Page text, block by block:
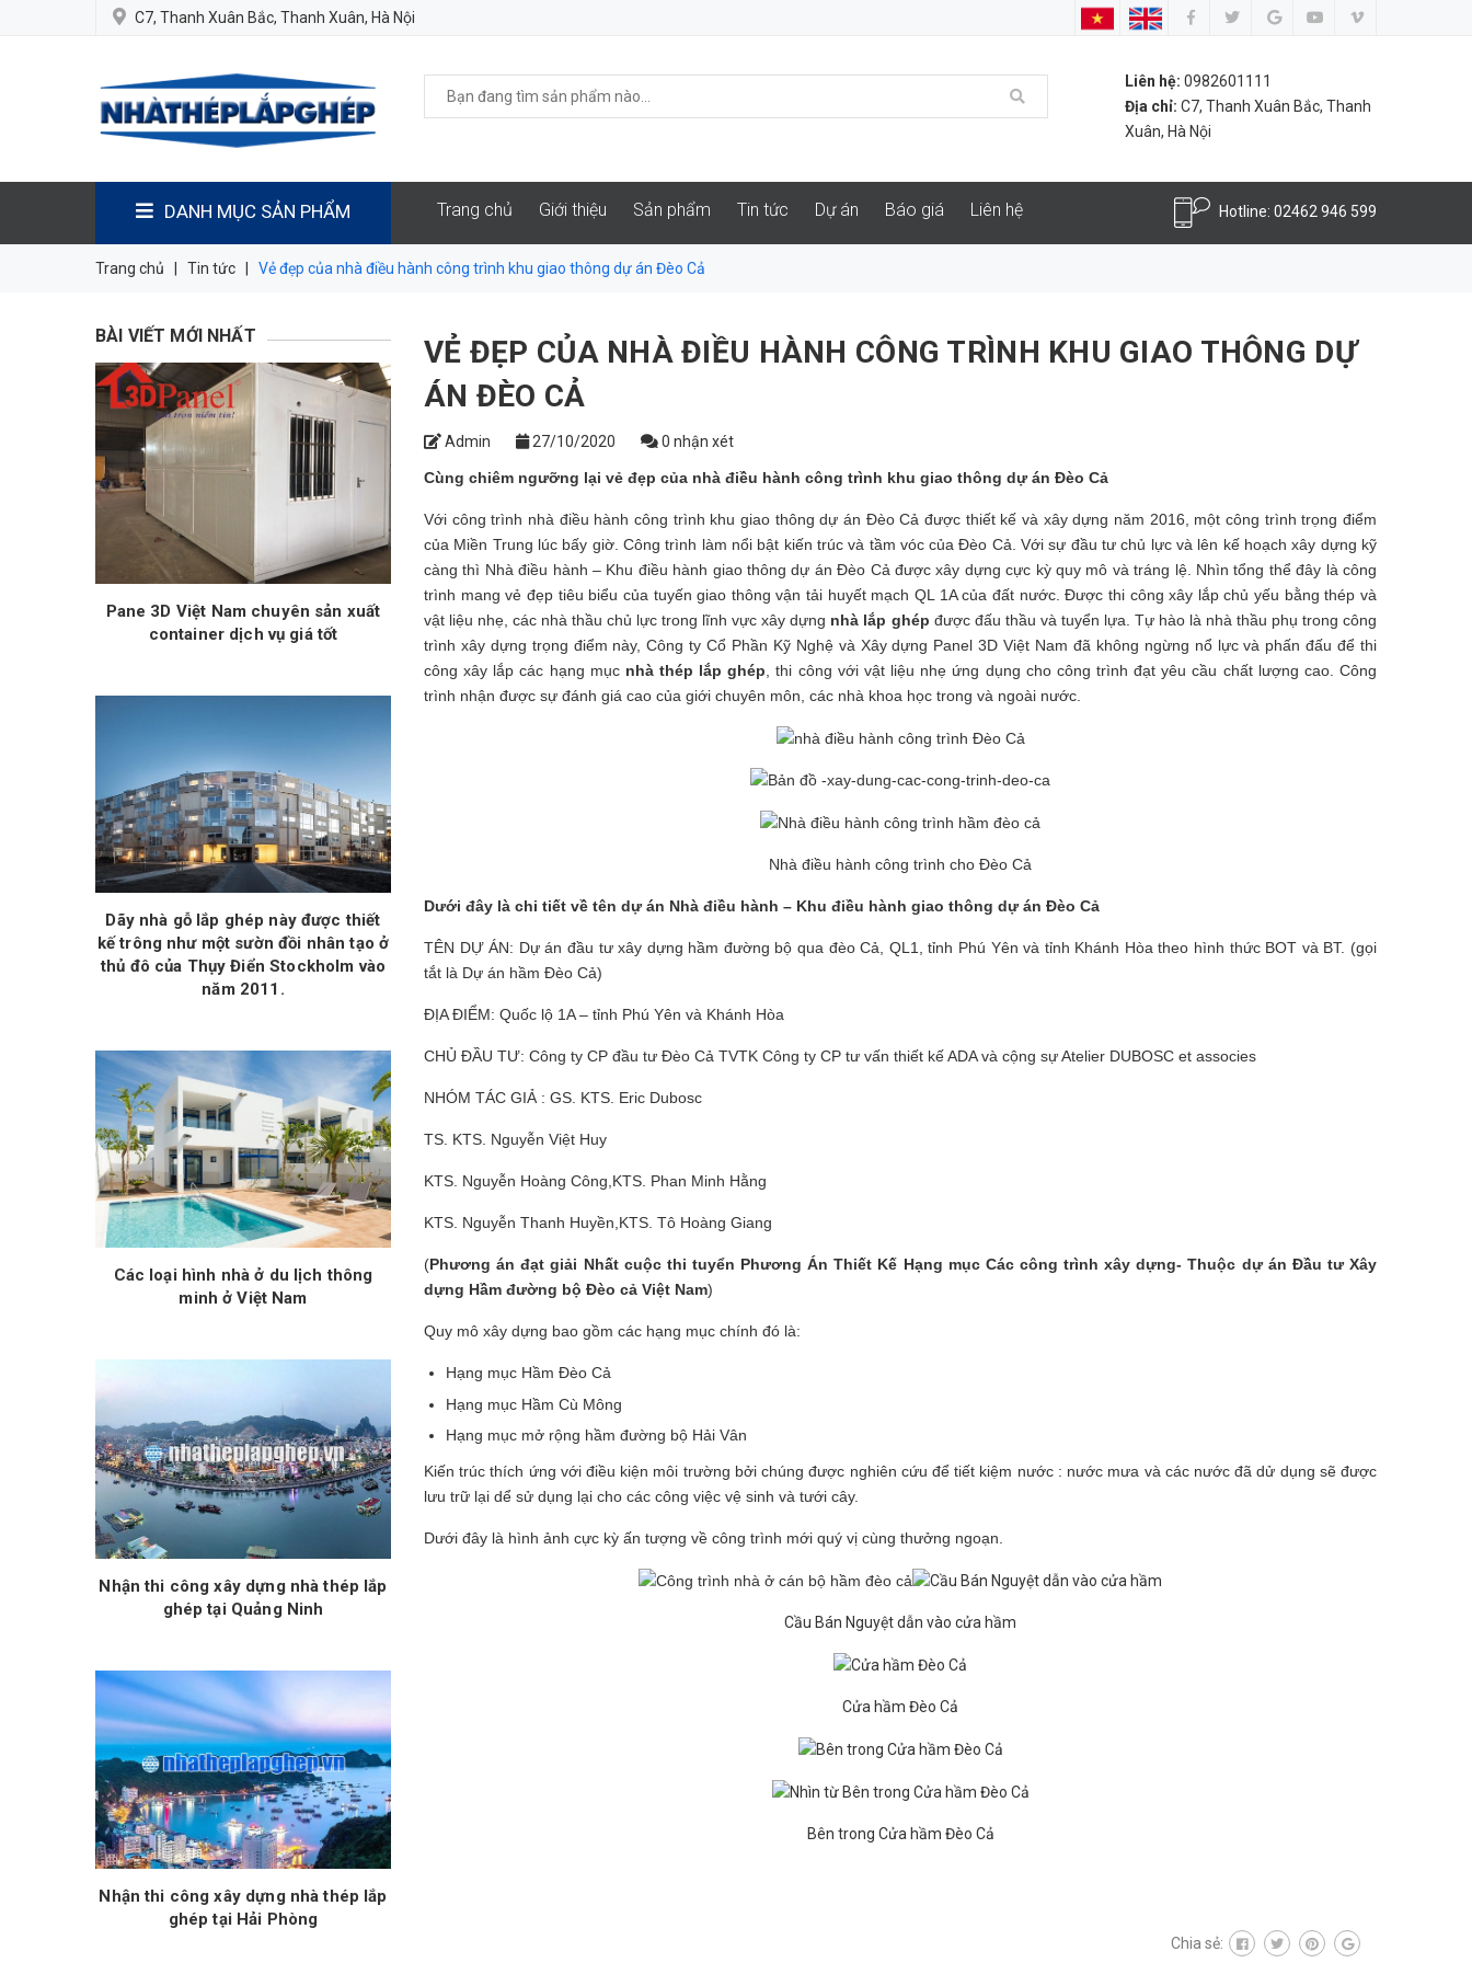
C7, Thanh Xuân Bắc, Thanh Xuân, Hà Nội
Liên hệ: 0982601111
Địa chỉ: C7, Thanh Xuân Bắc, Thanh
Xuân, Hà Nội
DANH MỤC SẢN PHẨM Trang chủ Giới thiệu Sản phẩm Tin tức Dự án Báo giá Liên hệ Hotline: 02462 946 599
Trang chủ Tin tức Vẻ đẹp của nhà điều hành công trình khu giao thông dự án Đèo Cả
VẺ ĐẸP CỦA NHÀ ĐIỀU HÀNH CÔNG TRÌNH KHU GIAO THÔNG DỰ
ÁN ĐÈO CẢ
Admin 27/10/2020 0 nhận xét
Cùng chiêm ngưỡng lại vẻ đẹp của nhà điều hành công trình khu giao thông dự án Đèo Cả
Với công trình nhà điều hành công trình khu giao thông dự án Đèo Cả được thiết kế và xây dựng năm 2016, một công trình trọng điểm
của Miền Trung lúc bấy giờ. Công trình làm nổi bật kiến trúc và tầm vóc của Đèo Cả. Với sự đầu tư chủ lực và lên kế hoạch xây dựng kỹ
càng thì Nhà điều hành – Khu điều hành giao thông dự án Đèo Cả được xây dựng cực kỳ quy mô và tráng lệ. Nhìn tổng thể đây là công
trình mang vẻ đẹp tiêu biểu của tuyến giao thông vận tải huyết mạch QL 1A của đất nước. Được thi công xây lắp chủ yếu bằng thép và
vật liệu nhẹ, các nhà thầu chủ lực trong lĩnh vực xây dựng nhà lắp ghép được đấu thầu và tuyển lựa. Tự hào là nhà thầu phụ trong công
trình xây dựng trọng điểm này, Công ty Cổ Phần Kỹ Nghệ và Xây dựng Panel 3D Việt Nam đã không ngừng nổ lực và phấn đấu để thi
công xây lắp các hạng mục nhà thép lắp ghép , thi công với vật liệu nhẹ ứng dụng cho công trình đạt yêu cầu chất lượng cao. Công
trình nhận được sự đánh giá cao của giới chuyên môn, các nhà khoa học trong và ngoài nước.
Nhà điều hành công trình cho Đèo Cả
Dưới đây là chi tiết về tên dự án Nhà điều hành – Khu điều hành giao thông dự án Đèo Cả
TÊN DỰ ÁN: Dự án đầu tư xây dựng hầm đường bộ qua đèo Cả, QL1, tỉnh Phú Yên và tỉnh Khánh Hòa theo hình thức BOT và BT. (gọi
tắt là Dự án hầm Đèo Cả)
ĐỊA ĐIỂM: Quốc lộ 1A – tỉnh Phú Yên và Khánh Hòa
CHỦ ĐẦU TƯ: Công ty CP đầu tư Đèo Cả TVTK Công ty CP tư vấn thiết kế ADA và cộng sự Atelier DUBOSC et associes
NHÓM TÁC GIẢ : GS. KTS. Eric Dubosc
TS. KTS. Nguyễn Việt Huy
KTS. Nguyễn Hoàng Công,KTS. Phan Minh Hằng
KTS. Nguyễn Thanh Huyền,KTS. Tô Hoàng Giang
(Phương án đạt giải Nhất cuộc thi tuyển Phương Án Thiết Kế Hạng mục Các công trình xây dựng- Thuộc dự án Đầu tư Xây
dựng Hầm đường bộ Đèo cả Việt Nam)
Quy mô xây dựng bao gồm các hạng mục chính đó là:
Hạng mục Hầm Đèo Cả
Hạng mục Hầm Cù Mông
Hạng mục mở rộng hầm đường bộ Hải Vân
Kiến trúc thích ứng với điều kiện môi trường bởi chúng được nghiên cứu để tiết kiệm nước : nước mưa và các nước đã dử dụng sẽ được
lưu trữ lại dể sử dụng lại cho các công việc vệ sinh và tưới cây.
Dưới đây là hình ảnh cực kỳ ấn tượng về công trình mới quý vị cùng thưởng ngoạn.
Cầu Bán Nguyệt dẫn vào cửa hầm
Cửa hầm Đèo Cả
Bên trong Cửa hầm Đèo Cả
Chia sẻ:
BÀI VIẾT MỚI NHẤT
Pane 3D Việt Nam chuyên sản xuất
container dịch vụ giá tốt
Dãy nhà gỗ lắp ghép này được thiết
kế trông như một sườn đồi nhân tạo ở
thủ đô của Thụy Điển Stockholm vào
năm 2011.
Các loại hình nhà ở du lịch thông
minh ở Việt Nam
Nhận thi công xây dựng nhà thép lắp
ghép tại Quảng Ninh
Nhận thi công xây dựng nhà thép lắp
ghép tại Hải Phòng